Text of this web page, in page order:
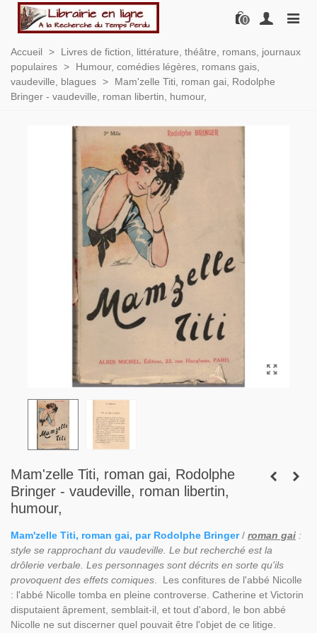
0
Accueil >
Livres de fiction, littérature, théâtre, romans, journaux
populaires >
Humour, comédies légères, romans gais,
vaudeville, blagues >
Mam'zelle Titi, roman gai, Rodolphe
Bringer - vaudeville, roman libertin, humour,
Mam'zelle Titi, roman gai, Rodolphe
Bringer - vaudeville, roman libertin,
humour,
Mam'zelle Titi, roman gai, par Rodolphe Bringer/ roman gai :
style se rapprochant du vaudeville. Le but recherché est la
drôlerie verbale. Les personnages sont décrits en sorte qu'ils
provoquent des effets comiques . Les confitures de l'abbé Nicolle
: l'abbé Nicolle tomba en pleine controverse. Catherine et Victorin
disputaient âprement, semblait-il, et tout d'abord, le bon abbé
Nicolle ne sut discerner quel pouvait être l'objet de ce litige.